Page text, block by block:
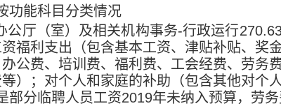
功能科目分类情况
公厅（室）及相关机构事务-行政运行
福利支出（包含基本工资、津贴补贴、奖
公费、培训费、福利费、工会经费、劳务
）；对个人和家庭的补助（包含其他对个
部分临聘人员工资2019年未纳入预算，劳务